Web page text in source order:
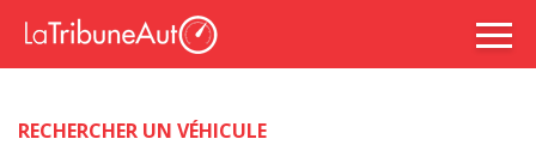
RECHERCHER UN VÉHICULE